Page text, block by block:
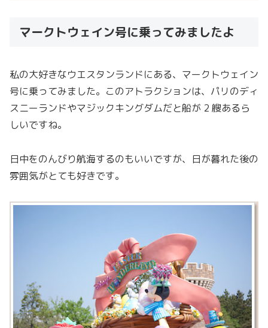
マークトウェイン号に乗ってみましたよ
私の大好きなウエスタンランドにある、マークトウェイン
号に乗ってみました。このアトラクションは、パリのディ
スニーランドやマジックキングダムだと船が 2 艘あるら
しいですね。
日中をのんびり航海するのもいいですが、日が暮れた後の
雰囲気がとても好きです。